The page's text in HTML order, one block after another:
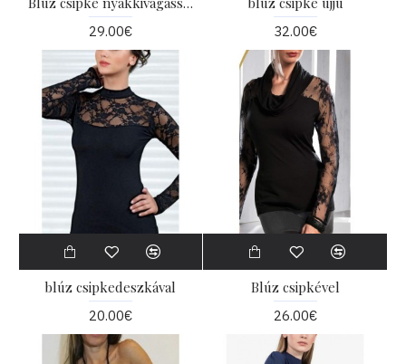
29.00€ 32.00€
blúz csipkedeszkával
20.00€
Blúz csipkével
26.00€